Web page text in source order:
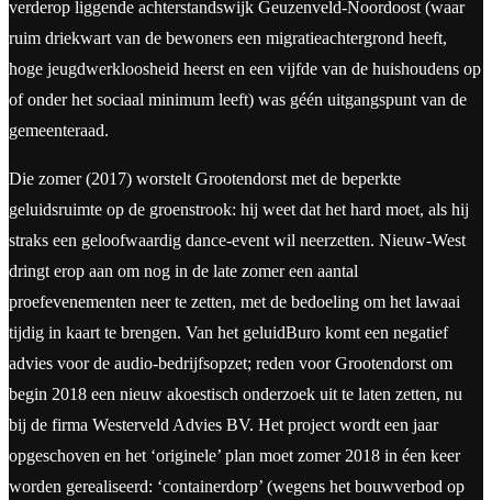
verderop liggende achterstandswijk Geuzenveld-Noordoost (waar
ruim driekwart van de bewoners een migratieachtergrond heeft,
hoge jeugdwerkloosheid heerst en een vijfde van de huishoudens op
of onder het sociaal minimum leeft) was géén uitgangspunt van de
gemeenteraad.
Die zomer (2017) worstelt Grootendorst met de beperkte
geluidsruimte op de groenstrook: hij weet dat het hard moet, als hij
straks een geloofwaardig dance-event wil neerzetten. Nieuw-West
dringt erop aan om nog in de late zomer een aantal
proefevenementen neer te zetten, met de bedoeling om het lawaai
tijdig in kaart te brengen. Van het geluidBuro komt een negatief
advies voor de audio-bedrijfsopzet; reden voor Grootendorst om
begin 2018 een nieuw akoestisch onderzoek uit te laten zetten, nu
bij de firma Westerveld Advies BV. Het project wordt een jaar
opgeschoven en het ‘originele’ plan moet zomer 2018 in éen keer
worden gerealiseerd: ‘containerdorp’ (wegens het bouwverbod op